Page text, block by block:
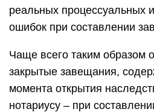
реальных процессуальных
ошибок при составлении
Чаще всего таким образом
закрытые завещания,
момента открытия
нотариусу – при